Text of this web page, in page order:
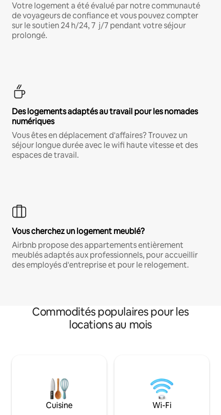
Votre logement a été évalué par notre communauté
de voyageurs de confiance et vous pouvez compter
sur le soutien 24 h/24, 7 j/7 pendant votre séjour
prolongé.
Des logements adaptés au travail pour les nomades
numériques
Vous êtes en déplacement d'affaires? Trouvez un
séjour longue durée avec le wifi haute vitesse et des
espaces de travail.
Vous cherchez un logement meublé?
Airbnb propose des appartements entièrement
meublés adaptés aux professionnels, pour accueillir
des employés d'entreprise et pour le relogement.
Commodités populaires pour les
locations au mois
Cuisine Wi-Fi